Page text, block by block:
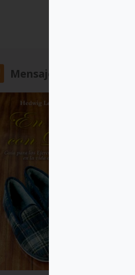
Mensajero